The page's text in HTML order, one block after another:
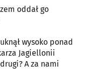
oddał go
wysoko ponad
Jagiellonii
A za nami